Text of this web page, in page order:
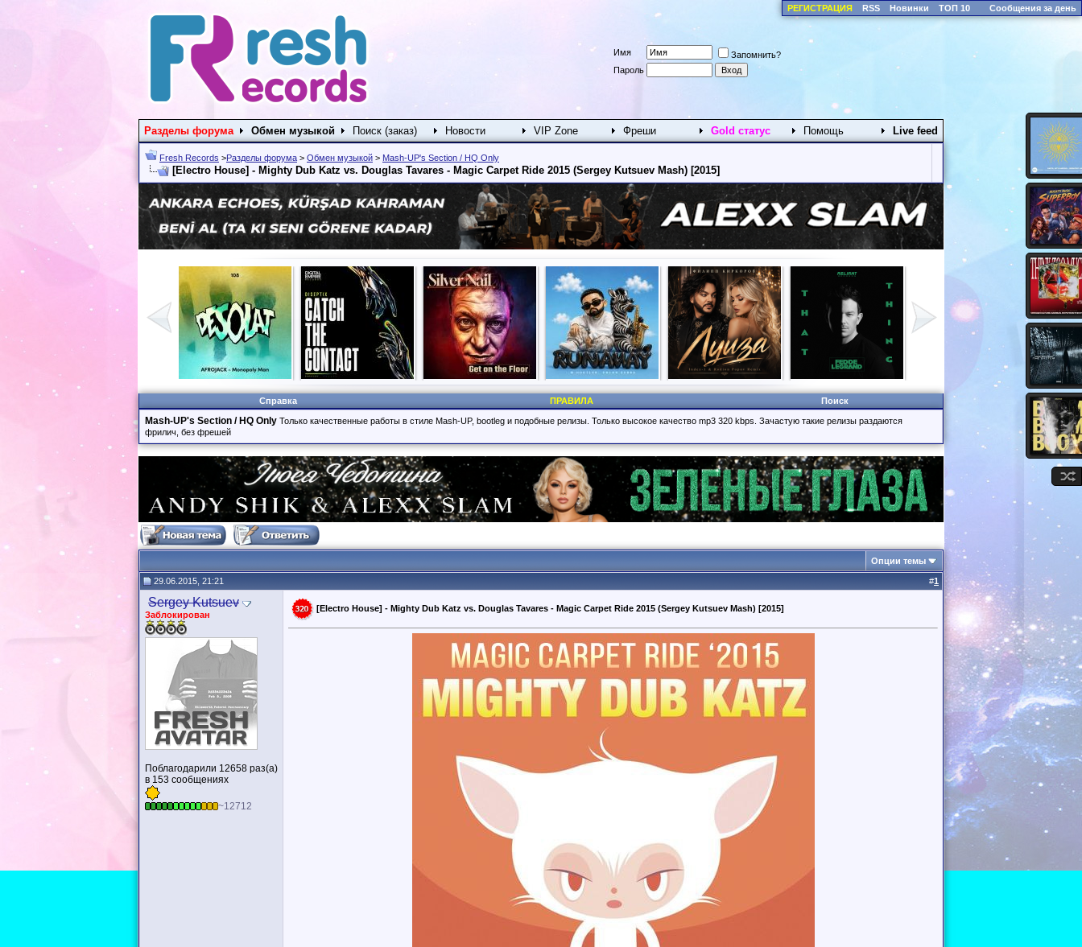
РЕГИСТРАЦИЯ RSS Новинки ТОП 10 Сообщения за день
Имя
Запомнить?
Пароль
Разделы форума Обмен музыкой Поиск (заказ) Новости VIP Zone Фреши Gold статус Помощь Live feed
Fresh Records >Разделы форума > Обмен музыкой > Mash-UP's Section / HQ Only
[Electro House] - Mighty Dub Katz vs. Douglas Tavares - Magic Carpet Ride 2015 (Sergey Kutsuev Mash) [2015]
Справка ПРАВИЛА Поиск
Mash-UP's Section / HQ Only Только качественные работы в стиле Mash-UP, bootleg и подобные релизы. Только высокое качество mp3 320 kbps. Зачастую такие релизы раздаются
фрилич, без фрешей
Опции темы
29.06.2015, 21:21 #1
Sergey Kutsuev
Заблокирован
Поблагодарили 12658 раз(а)
в 153 сообщениях
~12712
[Electro House] - Mighty Dub Katz vs. Douglas Tavares - Magic Carpet Ride 2015 (Sergey Kutsuev Mash) [2015]